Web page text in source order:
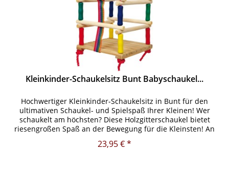
Kleinkinder-Schaukelsitz Bunt Babyschaukel...
Hochwertiger Kleinkinder-Schaukelsitz in Bunt für den
ultimativen Schaukel- und Spielspaß Ihrer Kleinen! Wer
schaukelt am höchsten? Diese Holzgitterschaukel bietet
riesengroßen Spaß an der Bewegung für die Kleinsten! An
23,95 € *